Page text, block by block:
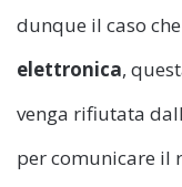
dunque il caso
elettronica,
venga rifiutata
per comunicare il